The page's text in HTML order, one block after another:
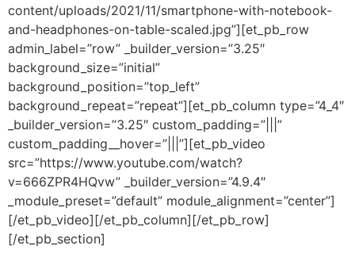
content/uploads/2021/11/smartphone-with-notebook-
and-headphones-on-table-scaled.jpg”][et_pb_row
admin_label=”row” _builder_version=”3.25″
background_size=”initial”
background_position=”top_left”
background_repeat=”repeat”][et_pb_column type=”4_4″
_builder_version=”3.25″ custom_padding=”|||”
custom_padding__hover=”|||”][et_pb_video
src=”https://www.youtube.com/watch?
v=666ZPR4HQvw” _builder_version=”4.9.4″
_module_preset=”default” module_alignment=”center”]
[/et_pb_video][/et_pb_column][/et_pb_row]
[/et_pb_section]